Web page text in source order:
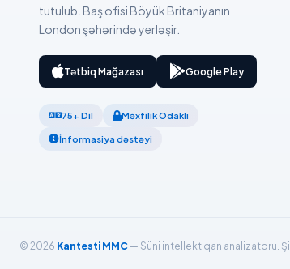
tutulub. Baş ofisi Böyük Britaniyanın
London şəhərində yerləşir.
Tətbiq Mağazası Google Play
75+ Dil Məxfilik Odaklı
İnformasiya dəstəyi
© 2026 Kantesti MMC — Süni intellekt qan analizatoru.
العربية
Español
Português
Ελληνικά
Türkçe
Română
简体中文